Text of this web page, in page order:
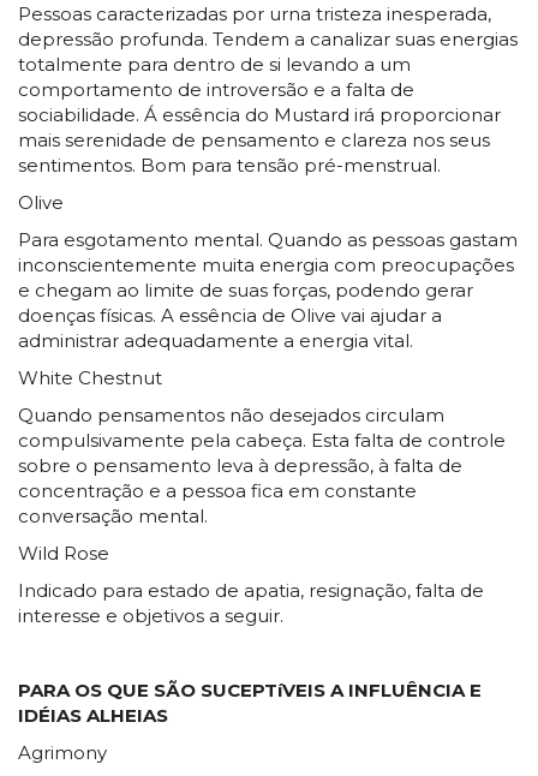
Pessoas caracterizadas por urna tristeza inesperada,
depressão profunda. Tendem a canalizar suas energias
totalmente para dentro de si levando a um
comportamento de introversão e a falta de
sociabilidade. Á essência do Mustard irá proporcionar
mais serenidade de pensamento e clareza nos seus
sentimentos. Bom para tensão pré-menstrual.
Olive
Para esgotamento mental. Quando as pessoas gastam
inconscientemente muita energia com preocupações
e chegam ao limite de suas forças, podendo gerar
doenças físicas. A essência de Olive vai ajudar a
administrar adequadamente a energia vital.
White Chestnut
Quando pensamentos não desejados circulam
compulsivamente pela cabeça. Esta falta de controle
sobre o pensamento leva à depressão, à falta de
concentração e a pessoa fica em constante
conversação mental.
Wild Rose
Indicado para estado de apatia, resignação, falta de
interesse e objetivos a seguir.
PARA OS QUE SÃO SUCEPTíVEIS A INFLUÊNCIA E
IDÉIAS ALHEIAS
Agrimony